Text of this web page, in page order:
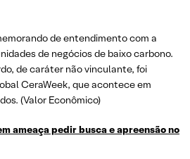
de entendimento com a
de negócios de baixo carbono.
de caráter não vinculante, foi
CeraWeek, que acontece em
(Valor Econômico)
ameaça pedir busca e apreensão no